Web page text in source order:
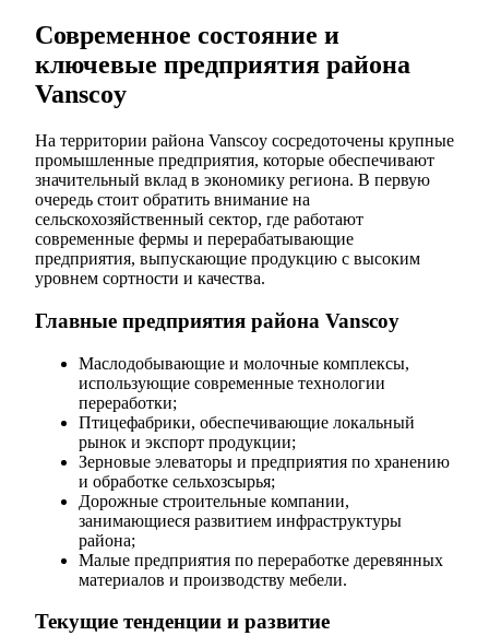
Современное состояние и
ключевые предприятия района
Vanscoy
На территории района Vanscoy сосредоточены крупные
промышленные предприятия, которые обеспечивают
значительный вклад в экономику региона. В первую
очередь стоит обратить внимание на
сельскохозяйственный сектор, где работают
современные фермы и перерабатывающие
предприятия, выпускающие продукцию с высоким
уровнем сортности и качества.
Главные предприятия района Vanscoy
Маслодобывающие и молочные комплексы,
использующие современные технологии
переработки;
Птицефабрики, обеспечивающие локальный
рынок и экспорт продукции;
Зерновые элеваторы и предприятия по хранению
и обработке сельхозсырья;
Дорожные строительные компании,
занимающиеся развитием инфраструктуры
района;
Малые предприятия по переработке деревянных
материалов и производству мебели.
Текущие тенденции и развитие